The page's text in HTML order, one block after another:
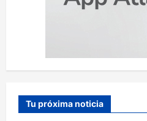
Tu próxima noticia